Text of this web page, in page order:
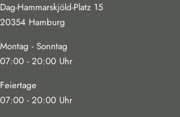
Dag-Hammarskjöld-Platz 15
20354 Hamburg
Montag - Sonntag
07:00 - 20:00 Uhr
Feiertage
07:00 - 20:00 Uhr